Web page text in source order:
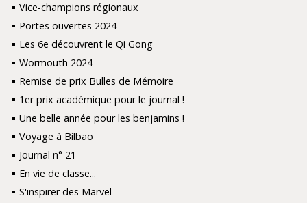
Vice-champions régionaux
Portes ouvertes 2024
Les 6e découvrent le Qi Gong
Wormouth 2024
Remise de prix Bulles de Mémoire
1er prix académique pour le journal !
Une belle année pour les benjamins !
Voyage à Bilbao
Journal n° 21
En vie de classe...
S'inspirer des Marvel